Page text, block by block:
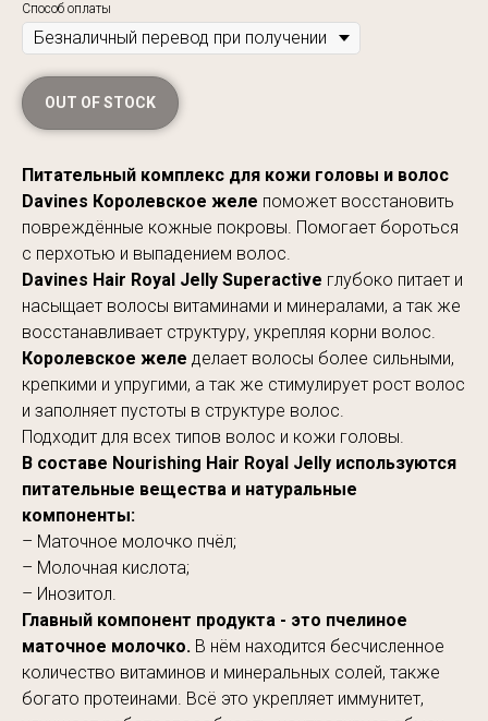
Способ оплаты
OUT OF STOCK
Питательный комплекс для кожи головы и волос
Davines Королевское желе поможет восстановить
повреждённые кожные покровы. Помогает бороться
с перхотью и выпадением волос.
Davines Hair Royal Jelly Superactive глубоко питает и
насыщает волосы витаминами и минералами, а так же
восстанавливает структуру, укрепляя корни волос.
Королевское желе делает волосы более сильными,
крепкими и упругими, а так же стимулирует рост волос
и заполняет пустоты в структуре волос.
Подходит для всех типов волос и кожи головы.
В составе Nourishing Hair Royal Jelly используются
питательные вещества и натуральные
компоненты:
– Маточное молочко пчёл;
– Молочная кислота;
– Инозитол.
Главный компонент продукта - это пчелиное
маточное молочко. В нём находится бесчисленное
количество витаминов и минеральных солей, также
богато протеинами. Всё это укрепляет иммунитет,